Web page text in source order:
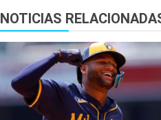
entradas
NOTICIAS